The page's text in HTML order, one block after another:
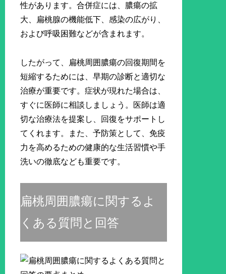
性があります。合併症には、膿瘍の拡
大、扁桃腺の機能低下、感染の広がり、
および呼吸困難などが含まれます。
したがって、扁桃周囲膿瘍の回復期間を
短縮するためには、早期の診断と適切な
治療が重要です。症状が現れた場合は、
すぐに医師に相談しましょう。医師は適
切な治療法を提案し、回復をサポートし
てくれます。また、予防策として、免疫
力を高めるための健康的な生活習慣や手
洗いの徹底なども重要です。
扁桃周囲膿瘍に関するよ
くある質問と回答